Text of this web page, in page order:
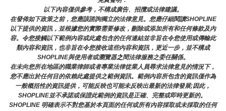
以下內容僅供參考，不構成廣告、招攬或法律建議。
在發佈如下政策之前，您應該諮詢獨立的法律意見。您應仔細閱讀SHOPLINE
以下提供的資訊，並根據您的實際需要修改，刪除或添加所有和任何條款及內
容。令您接觸以下範例內容或此處包含的任何連結並非旨在令您使用或傳輸此
類內容和資訊，也非旨在令您接收這些內容和資訊，更近一步，並不構成
SHOPLINE與使用者或瀏覽器之間法律服務之委任關係。
在未向您所在地區的職業律師或者專業法律從業人員尋求法律意見的情況下，
您不應出於任何目的依賴此處提供之範例資訊。範例內容所包含的資訊僅作為
一般概括性的資訊提供，可能反映也可能未反映出最新的法律發展;因此，
SHOPLINE並不承諾或保證此範例的資訊是正確、完整或即時更新的。
SHOPLINE 明確表示不對您基於本頁面的任何或所有內容採取或未採取的任何